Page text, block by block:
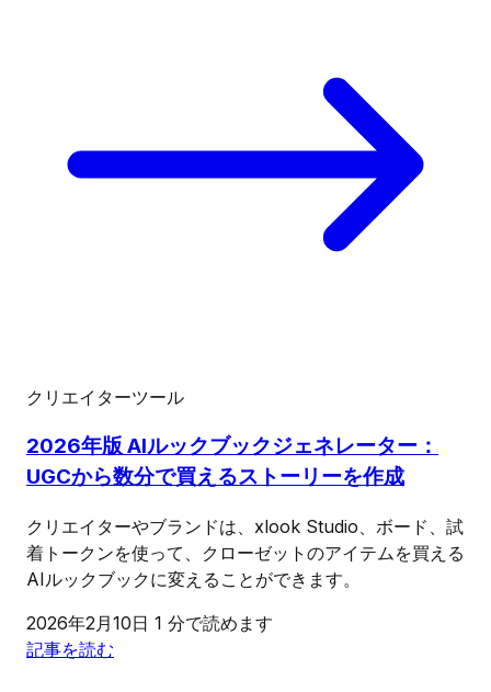
クリエイターツール
2026年版 AIルックブックジェネレーター：
UGCから数分で買えるストーリーを作成
クリエイターやブランドは、xlook Studio、ボード、試
着トークンを使って、クローゼットのアイテムを買える
AIルックブックに変えることができます。
2026年2月10日 1 分で読めます
記事を読む